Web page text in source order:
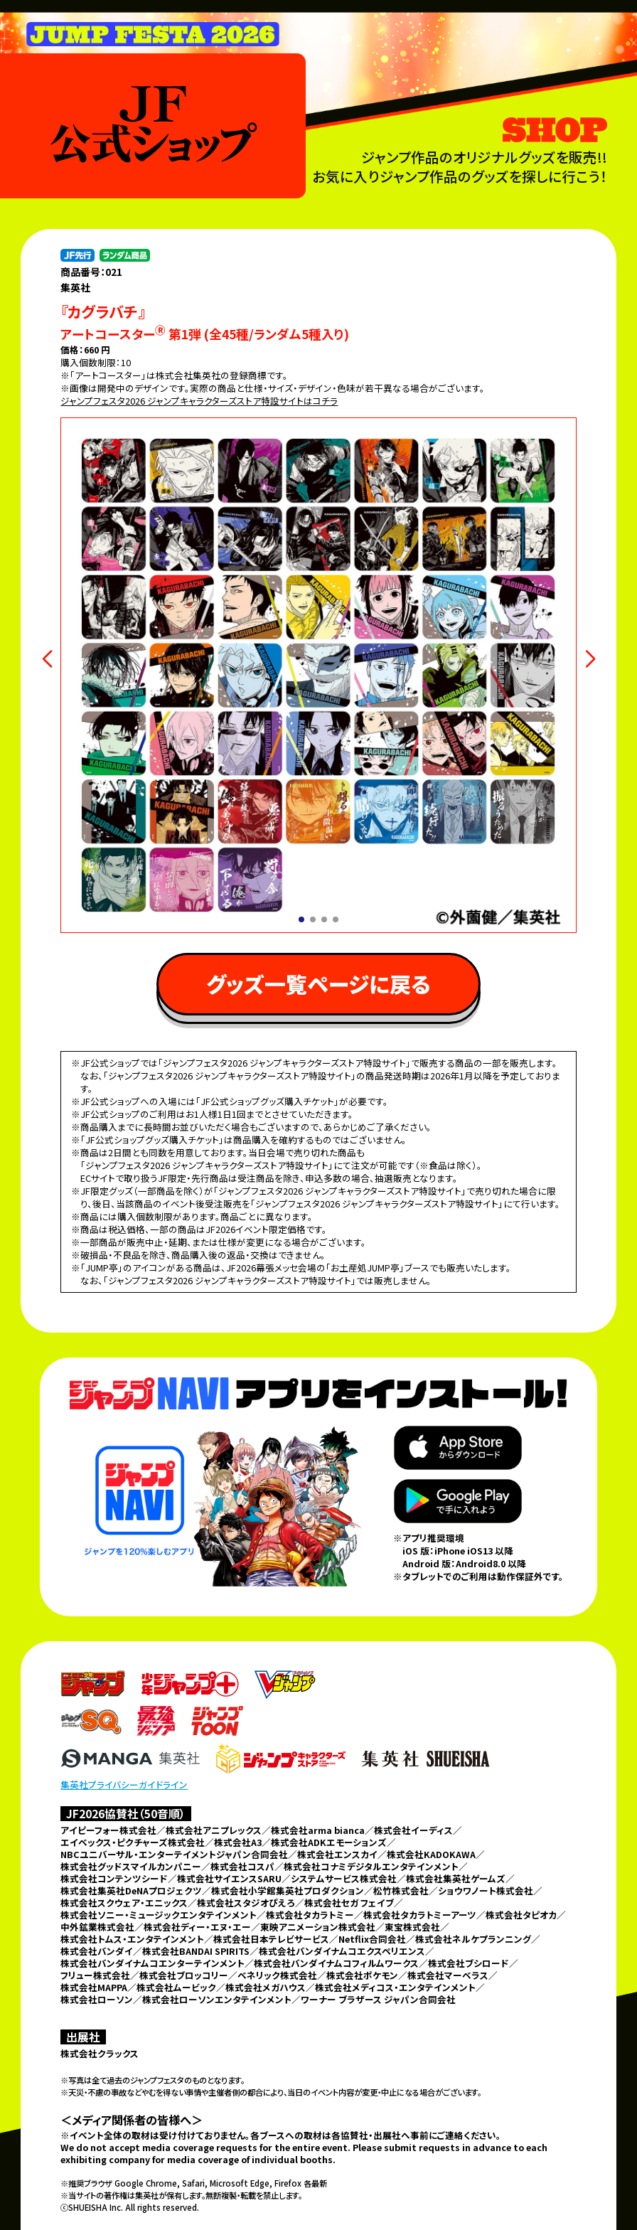
ジャンプ作品のオリジナルグッズを販売!!
お気に入りジャンプ作品のグッズを探しに行こう！
商品番号：021
集英社
『カグラバチ』
アートコースターⓇ 第1弾 (全45種/ランダム5種入り)
価格：660 円
購入個数制限：10
※「アートコースター」は株式会社集英社の登録商標です。
※画像は開発中のデザインです。実際の商品と仕様・サイズ・デザイン・色味が若干異なる場合がございます。
ジャンプフェスタ2026 ジャンプキャラクターズストア特設サイトはコチラ
グッズ一覧ページに戻る
※JF公式ショップでは「ジャンプフェスタ2026 ジャンプキャラクターズストア特設サイト」で販売する商品の一部を販売します。
なお、「ジャンプフェスタ2026 ジャンプキャラクターズストア特設サイト」の商品発送時期は2026年1月以降を予定しておりま
す。
※JF公式ショップへの入場には「JF公式ショップグッズ購入チケット」が必要です。
※JF公式ショップのご利用はお1人様1日1回までとさせていただきます。
※商品購入までに長時間お並びいただく場合もございますので、あらかじめご了承ください。
※「JF公式ショップグッズ購入チケット」は商品購入を確約するものではございません。
※商品は2日間とも同数を用意しております。当日会場で売り切れた商品も
「ジャンプフェスタ2026 ジャンプキャラクターズストア特設サイト」にて注文が可能です（※食品は除く）。
ECサイトで取り扱うJF限定・先行商品は受注商品を除き、申込多数の場合、抽選販売となります。
※JF限定グッズ（一部商品を除く）が「ジャンプフェスタ2026 ジャンプキャラクターズストア特設サイト」で売り切れた場合に限
り、後日、当該商品のイベント後受注販売を「ジャンプフェスタ2026 ジャンプキャラクターズストア特設サイト」にて行います。
※商品には購入個数制限があります。商品ごとに異なります。
※商品は税込価格、一部の商品はJF2026イベント限定価格です。
※一部商品が販売中止・延期、または仕様が変更になる場合がございます。
※破損品・不良品を除き、商品購入後の返品・交換はできません。
※「JUMP亭」のアイコンがある商品は、JF2026幕張メッセ会場の「お土産処JUMP亭」ブースでも販売いたします。
なお、「ジャンプフェスタ2026 ジャンプキャラクターズストア特設サイト」では販売しません。
※アプリ推奨環境
iOS 版：iPhone iOS13 以降
Android 版：Android8.0 以降
※タブレットでのご利用は動作保証外です。
集英社プライバシーガイドライン
JF2026協賛社（50音順）
アイピーフォー株式会社／株式会社アニプレックス／株式会社arma bianca／株式会社イーディス／
エイベックス・ピクチャーズ株式会社／株式会社A3／株式会社ADKエモーションズ／
NBCユニバーサル・エンターテイメントジャパン合同会社／株式会社エンスカイ／株式会社KADOKAWA／
株式会社グッドスマイルカンパニー／株式会社コスパ／株式会社コナミデジタルエンタテインメント／
株式会社コンテンツシード／株式会社サイエンスSARU／システムサービス株式会社／株式会社集英社ゲームズ／
株式会社集英社DeNAプロジェクツ／株式会社小学館集英社プロダクション／松竹株式会社／ショウワノート株式会社／
株式会社スクウェア・エニックス／株式会社スタジオぴえろ／株式会社セガ フェイブ／
株式会社ソニー・ミュージックエンタテインメント／株式会社タカラトミー／株式会社タカラトミーアーツ／株式会社タピオカ／
中外鉱業株式会社／株式会社ディー・エヌ・エー／東映アニメーション株式会社／東宝株式会社／
株式会社トムス・エンタテインメント／株式会社日本テレビサービス／Netflix合同会社／株式会社ネルケプランニング／
株式会社バンダイ／株式会社BANDAI SPIRITS／株式会社バンダイナムコエクスペリエンス／
株式会社バンダイナムコエンターテインメント／株式会社バンダイナムコフィルムワークス／株式会社ブシロード／
フリュー株式会社／株式会社ブロッコリー／ベネリック株式会社／株式会社ポケモン／株式会社マーベラス／
株式会社MAPPA／株式会社ムービック／株式会社メガハウス／株式会社メディコス・エンタテインメント／
株式会社ローソン／株式会社ローソンエンタテインメント／ワーナー ブラザース ジャパン合同会社
出展社
株式会社クラックス
※写真は全て過去のジャンプフェスタのものとなります。
※天災・不慮の事故などやむを得ない事情や主催者側の都合により、当日のイベント内容が変更・中止になる場合がございます。
＜メディア関係者の皆様へ＞
※イベント全体の取材は受け付けておりません。各ブースへの取材は各協賛社・出展社へ事前にご連絡ください。
We do not accept media coverage requests for the entire event. Please submit requests in advance to each
exhibiting company for media coverage of individual booths.
※推奨ブラウザ Google Chrome, Safari, Microsoft Edge, Firefox 各最新
※当サイトの著作権は集英社が保有します。無断複製・転載を禁止します。
ⓒSHUEISHA Inc. All rights reserved.